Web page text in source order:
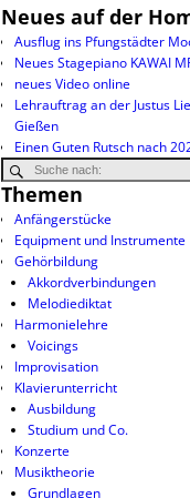
Neues auf der
Ausflug ins Pfungstädter
Neues Stagepiano KAWAI
neues Video online
Lehrauftrag an der Justus
Gießen
Einen Guten Rutsch nach
Themen
Anfängerstücke
Equipment und Instrumente
Gehörbildung
Akkordverbindungen
Melodiediktat
Harmonielehre
Voicings
Improvisation
Klavierunterricht
Ausbildung
Studium und Co.
Konzerte
Musiktheorie
Grundlagen